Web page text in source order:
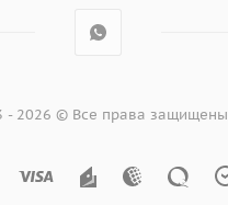
- 2026 © Все права защищены